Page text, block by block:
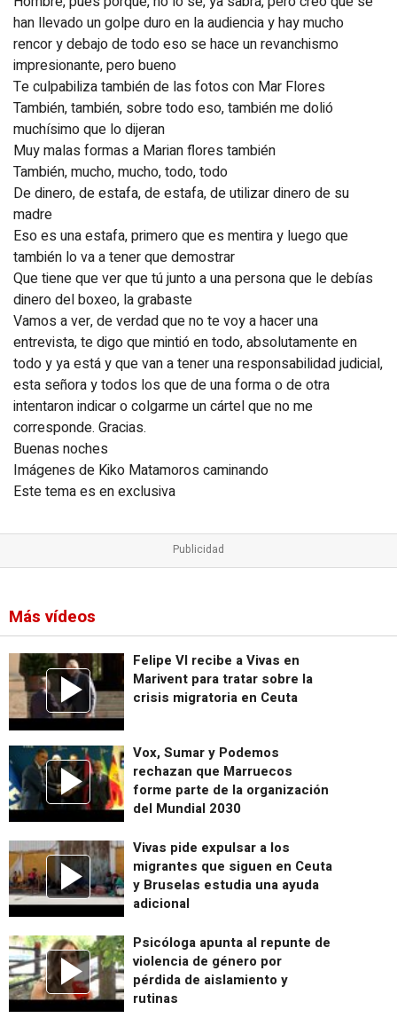
han llevado un golpe duro en la audiencia y hay mucho
rencor y debajo de todo eso se hace un revanchismo
impresionante, pero bueno
Te culpabiliza también de las fotos con Mar Flores
También, también, sobre todo eso, también me dolió
muchísimo que lo dijeran
Muy malas formas a Marian flores también
También, mucho, mucho, todo, todo
De dinero, de estafa, de estafa, de utilizar dinero de su
madre
Eso es una estafa, primero que es mentira y luego que
también lo va a tener que demostrar
Que tiene que ver que tú junto a una persona que le debías
dinero del boxeo, la grabaste
Vamos a ver, de verdad que no te voy a hacer una
entrevista, te digo que mintió en todo, absolutamente en
todo y ya está y que van a tener una responsabilidad judicial,
esta señora y todos los que de una forma o de otra
intentaron indicar o colgarme un cártel que no me
corresponde. Gracias.
Buenas noches
Imágenes de Kiko Matamoros caminando
Este tema es en exclusiva
Más vídeos
Felipe VI recibe a Vivas en
Marivent para tratar sobre la
crisis migratoria en Ceuta
Vox, Sumar y Podemos
rechazan que Marruecos
forme parte de la organización
del Mundial 2030
Vivas pide expulsar a los
migrantes que siguen en Ceuta
y Bruselas estudia una ayuda
adicional
Psicóloga apunta al repunte de
violencia de género por
pérdida de aislamiento y
rutinas